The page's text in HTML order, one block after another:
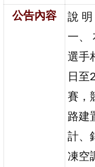
公告內容
說 明
一、
選手
日至
賽，
路建
計、
凍空